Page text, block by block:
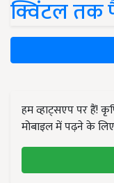
क्विंटल तक
हम व्हाट्सएप पर हैं!
मोबाइल में पढ़ने के